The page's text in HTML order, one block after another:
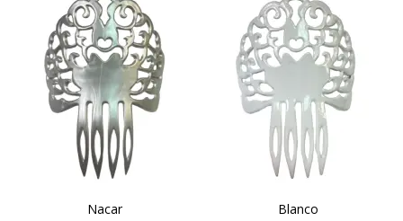
Nacar Blanco